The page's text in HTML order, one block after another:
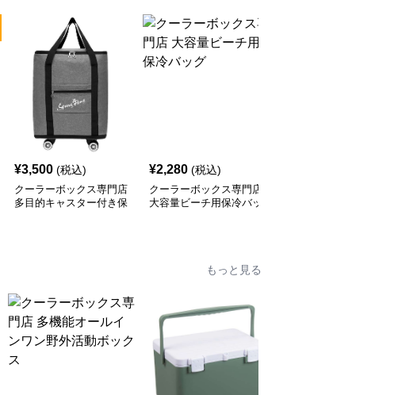
¥3,500 (税込)
クーラーボックス専門店
多目的キャスター付き保
¥2,280 (税込)
クーラーボックス専門店
大容量ビーチ用保冷バッ
もっと見る